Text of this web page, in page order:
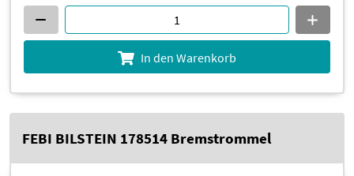
In den Warenkorb
FEBI BILSTEIN 178514 Bremstrommel